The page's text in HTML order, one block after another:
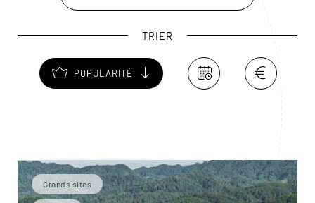
qu'un seul château dans cette région croate, jetez votre
TRIER
POPULARITÉ
Grands sites